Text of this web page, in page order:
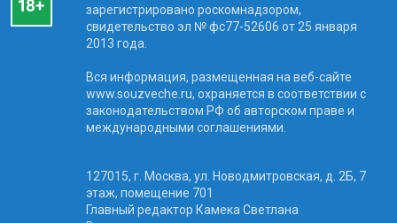
зарегистрировано роскомнадзором,
свидетельство эл № фc77-52606 от 25 января
2013 года.
Вся информация, размещенная на веб-сайте
www.souzveche.ru, охраняется в соответствии с
законодательством РФ об авторском праве и
международными соглашениями.
127015, г. Москва, ул. Новодмитровская, д. 2Б, 7
этаж, помещение 701
Главный редактор Камека Светлана